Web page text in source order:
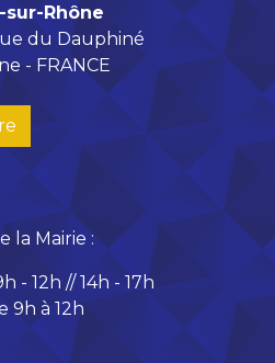
Rhône
du Dauphiné
- FRANCE
la Mairie :
- 12h // 14h - 17h
9h à 12h